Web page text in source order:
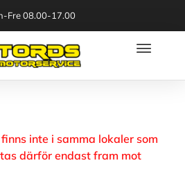
Fre 08.00-17.00
inte i samma lokaler som
därför endast fram mot